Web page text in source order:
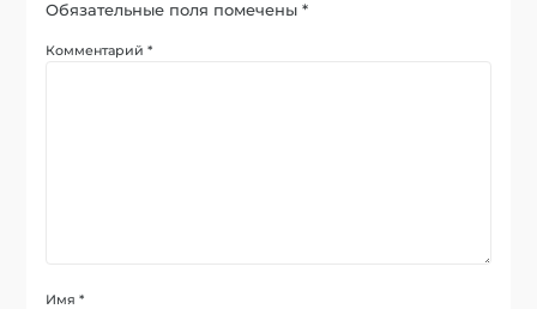
Обязательные поля помечены*
Комментарий*
Имя*